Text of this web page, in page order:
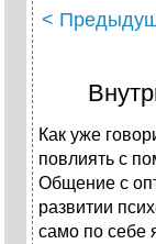
<
Как уже
повлиять с
Общение с
развитии
само по себе